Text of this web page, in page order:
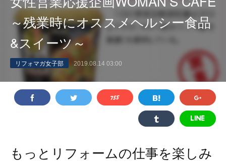
プライバシーポリシー 利用規約 会社概要
～残業時にオススメヘルシー食品
&スイーツ～
リフォマガ女子部 2019.08.14 03:00
もっとリフォームの仕事を楽しみ